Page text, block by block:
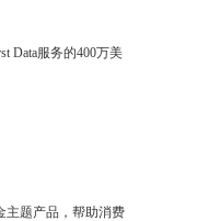
Data服务的400万美
主题产品，帮助消费